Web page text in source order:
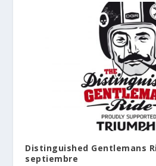
Distinguished Gentlemans
septiembre